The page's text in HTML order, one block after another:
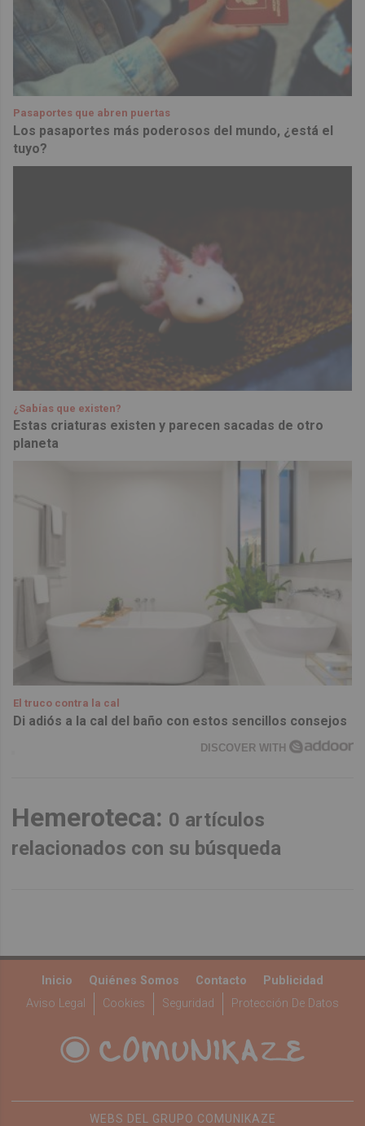
Pasaportes que abren puertas
Los pasaportes más poderosos del mundo, ¿está el
tuyo?
¿Sabías que existen?
Estas criaturas existen y parecen sacadas de otro
planeta
El truco contra la cal
Di adiós a la cal del baño con estos sencillos consejos
DISCOVER WITH
Hemeroteca: 0 artículos
relacionados con su búsqueda
Inicio Quiénes Somos Contacto
Publicidad
Aviso Legal
Cookies Seguridad Protección De Datos
WEBS DEL GRUPO COMUNIKAZE